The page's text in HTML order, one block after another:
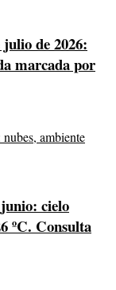
de 2026:
marcada por
cielo
ºC. Consulta